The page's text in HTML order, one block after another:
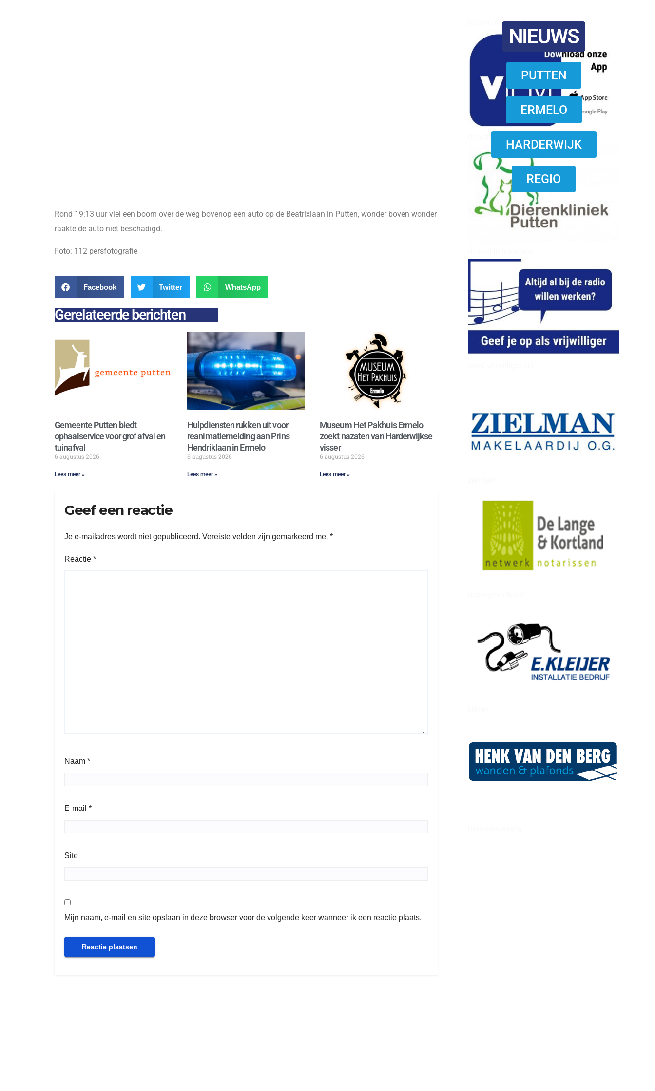
reanimatie ermelo
NIEUWS
PUTTEN
ERMELO
HARDERWIJK
REGIO
Rond 19:13 uur viel een boom over de weg bovenop een auto op de Beatrixlaan in Putten, wonder boven wonder
raakte de auto niet beschadigd.
Foto: 112 persfotografie
Facebook Twitter WhatsApp
Gerelateerde berichten
Gemeente Putten biedt
ophaalservice voor grof afval en
tuinafval
6 augustus 2026
Lees meer »
Hulpdiensten rukken uit voor
reanimatiemelding aan Prins
Hendriklaan in Ermelo
6 augustus 2026
Lees meer »
Museum Het Pakhuis Ermelo
zoekt nazaten van Harderwijkse
visser
6 augustus 2026
Lees meer »
Geef een reactie
Je e-mailadres wordt niet gepubliceerd. Vereiste velden zijn gemarkeerd met*
Reactie *
Naam *
E-mail *
Site
Mijn naam, e-mail en site opslaan in deze browser voor de volgende keer wanneer ik een reactie plaats.